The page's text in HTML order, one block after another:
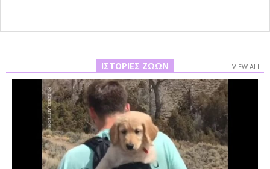
ΙΣΤΟΡΊΕΣ ΖΏΩΝ VIEW ALL